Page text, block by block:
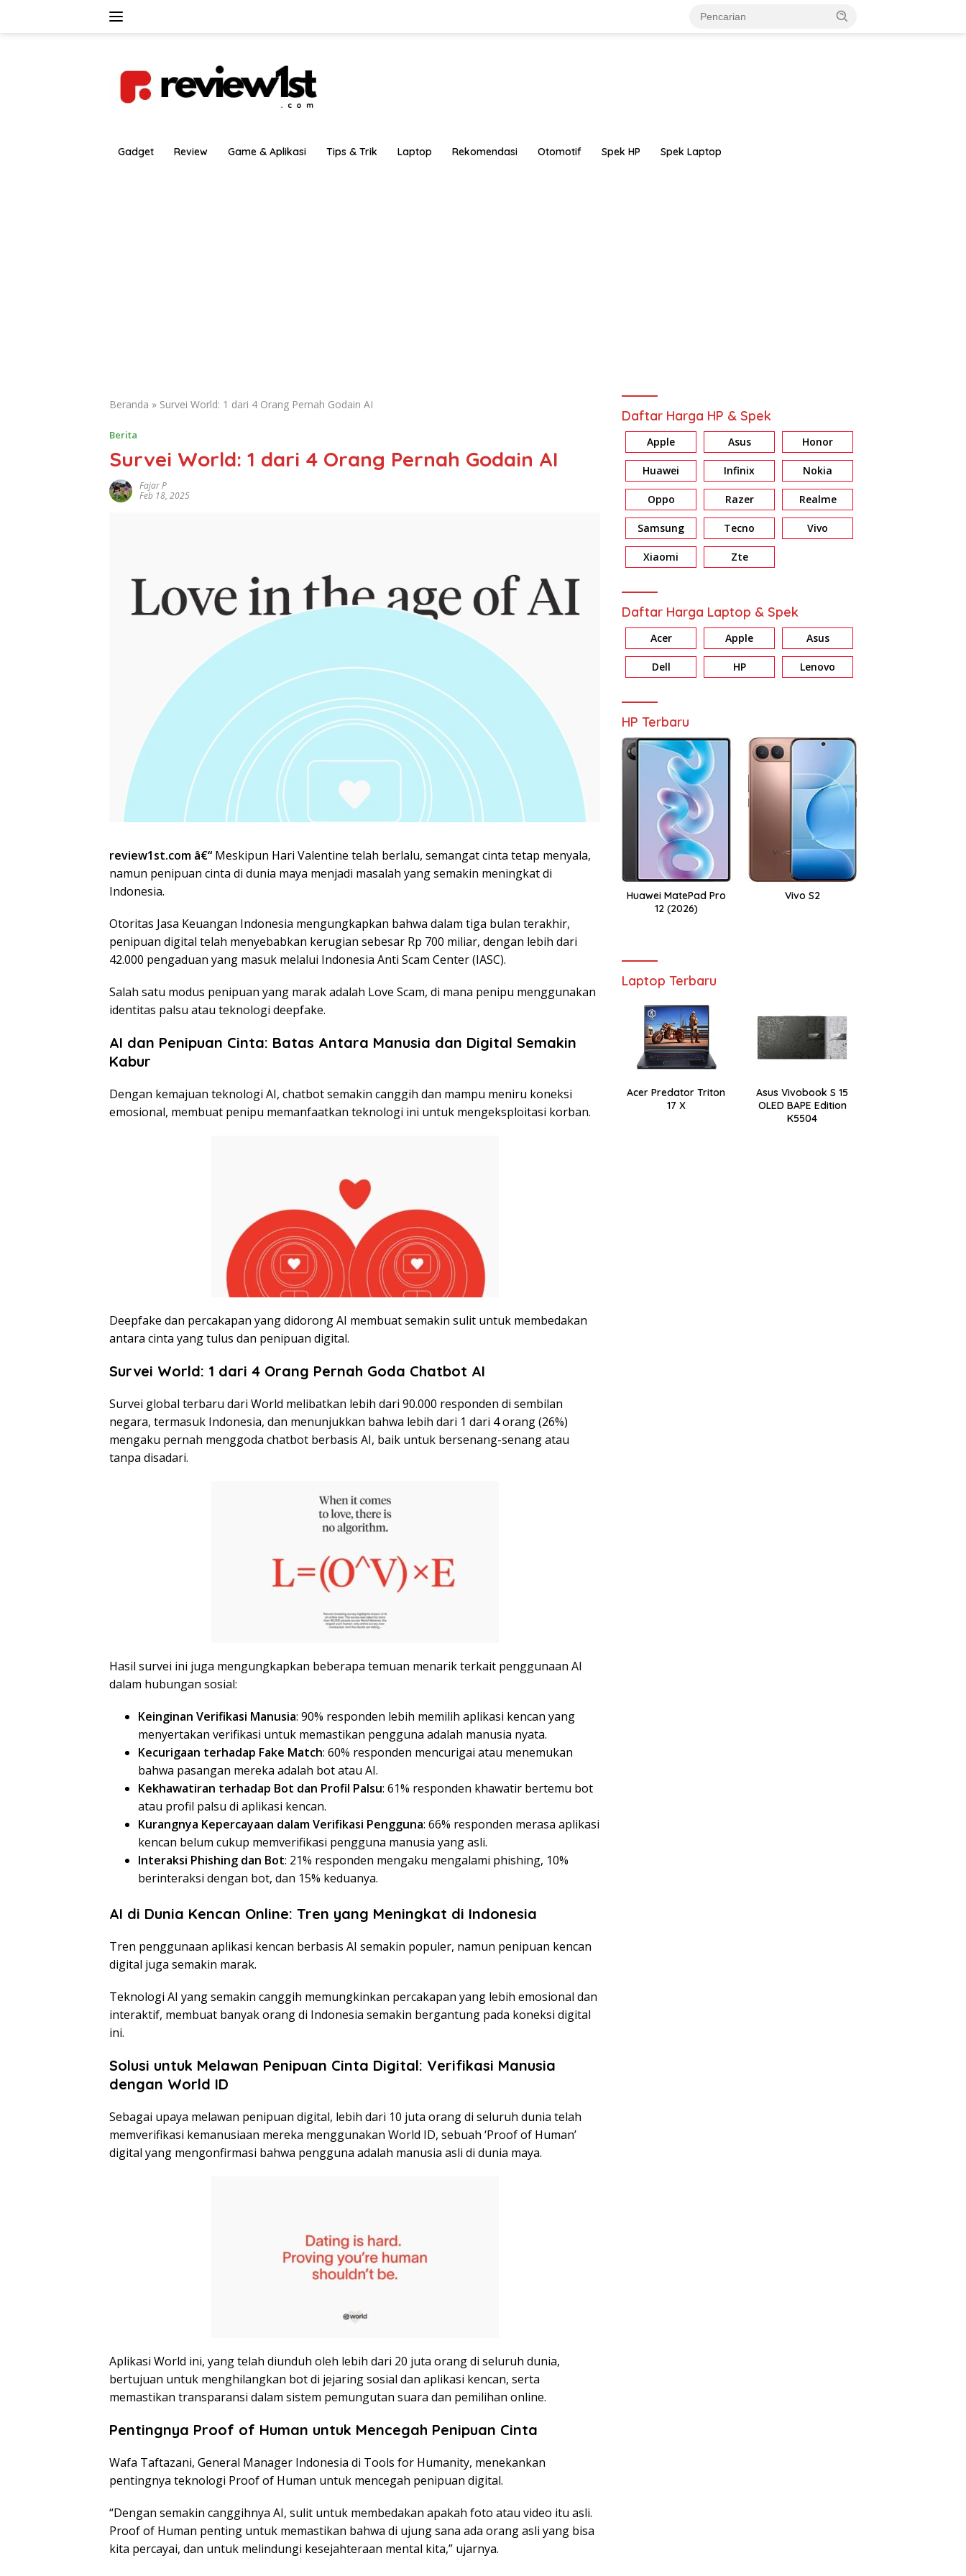
Gadget Review Game & Aplikasi Tips & Trik Laptop Rekomendasi Otomotif Spek HP Spek Laptop
Beranda » Survei World: 1 dari 4 Orang Pernah Godain AI
Berita
Survei World: 1 dari 4 Orang Pernah Godain AI
Fajar P
Feb 18, 2025
review1st.com â€“ Meskipun Hari Valentine telah berlalu, semangat cinta tetap menyala,
namun penipuan cinta di dunia maya menjadi masalah yang semakin meningkat di
Indonesia.
Otoritas Jasa Keuangan Indonesia mengungkapkan bahwa dalam tiga bulan terakhir,
penipuan digital telah menyebabkan kerugian sebesar Rp 700 miliar, dengan lebih dari
42.000 pengaduan yang masuk melalui Indonesia Anti Scam Center (IASC).
Salah satu modus penipuan yang marak adalah Love Scam, di mana penipu menggunakan
identitas palsu atau teknologi deepfake.
AI dan Penipuan Cinta: Batas Antara Manusia dan Digital Semakin
Kabur
Dengan kemajuan teknologi AI, chatbot semakin canggih dan mampu meniru koneksi
emosional, membuat penipu memanfaatkan teknologi ini untuk mengeksploitasi korban.
Deepfake dan percakapan yang didorong AI membuat semakin sulit untuk membedakan
antara cinta yang tulus dan penipuan digital.
Survei World: 1 dari 4 Orang Pernah Goda Chatbot AI
Survei global terbaru dari World melibatkan lebih dari 90.000 responden di sembilan
negara, termasuk Indonesia, dan menunjukkan bahwa lebih dari 1 dari 4 orang (26%)
mengaku pernah menggoda chatbot berbasis AI, baik untuk bersenang-senang atau
tanpa disadari.
Hasil survei ini juga mengungkapkan beberapa temuan menarik terkait penggunaan AI
dalam hubungan sosial:
Keinginan Verifikasi Manusia: 90% responden lebih memilih aplikasi kencan yang
menyertakan verifikasi untuk memastikan pengguna adalah manusia nyata.
Kecurigaan terhadap Fake Match: 60% responden mencurigai atau menemukan
bahwa pasangan mereka adalah bot atau AI.
Kekhawatiran terhadap Bot dan Profil Palsu: 61% responden khawatir bertemu bot
atau profil palsu di aplikasi kencan.
Kurangnya Kepercayaan dalam Verifikasi Pengguna: 66% responden merasa aplikasi
kencan belum cukup memverifikasi pengguna manusia yang asli.
Interaksi Phishing dan Bot: 21% responden mengaku mengalami phishing, 10%
berinteraksi dengan bot, dan 15% keduanya.
AI di Dunia Kencan Online: Tren yang Meningkat di Indonesia
Tren penggunaan aplikasi kencan berbasis AI semakin populer, namun penipuan kencan
digital juga semakin marak.
Teknologi AI yang semakin canggih memungkinkan percakapan yang lebih emosional dan
interaktif, membuat banyak orang di Indonesia semakin bergantung pada koneksi digital
ini.
Solusi untuk Melawan Penipuan Cinta Digital: Verifikasi Manusia
dengan World ID
Sebagai upaya melawan penipuan digital, lebih dari 10 juta orang di seluruh dunia telah
memverifikasi kemanusiaan mereka menggunakan World ID, sebuah ‘Proof of Human’
digital yang mengonfirmasi bahwa pengguna adalah manusia asli di dunia maya.
Aplikasi World ini, yang telah diunduh oleh lebih dari 20 juta orang di seluruh dunia,
bertujuan untuk menghilangkan bot di jejaring sosial dan aplikasi kencan, serta
memastikan transparansi dalam sistem pemungutan suara dan pemilihan online.
Pentingnya Proof of Human untuk Mencegah Penipuan Cinta
Wafa Taftazani, General Manager Indonesia di Tools for Humanity, menekankan
pentingnya teknologi Proof of Human untuk mencegah penipuan digital.
“Dengan semakin canggihnya AI, sulit untuk membedakan apakah foto atau video itu asli.
Proof of Human penting untuk memastikan bahwa di ujung sana ada orang asli yang bisa
kita percayai, dan untuk melindungi kesejahteraan mental kita,” ujarnya.
Daftar Harga HP & Spek
Apple Asus Honor
Huawei Infinix Nokia
Oppo Razer Realme
Samsung Tecno Vivo
Xiaomi Zte
Daftar Harga Laptop & Spek
Acer Apple Asus
Dell HP Lenovo
HP Terbaru
Huawei MatePad Pro
12 (2026)
Vivo S2
Laptop Terbaru
Acer Predator Triton
17 X
Asus Vivobook S 15
OLED BAPE Edition
K5504